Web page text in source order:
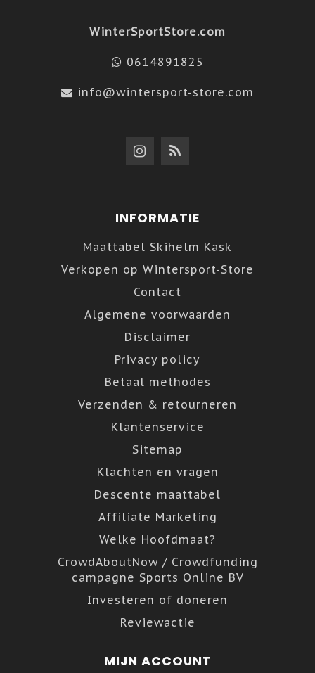
WinterSportStore.com
0614891825
info@wintersport-store.com
INFORMATIE
Maattabel Skihelm Kask
Verkopen op Wintersport-Store
Contact
Algemene voorwaarden
Disclaimer
Privacy policy
Betaal methodes
Verzenden & retourneren
Klantenservice
Sitemap
Klachten en vragen
Descente maattabel
Affiliate Marketing
Welke Hoofdmaat?
CrowdAboutNow / Crowdfunding
campagne Sports Online BV
Investeren of doneren
Reviewactie
MIJN ACCOUNT